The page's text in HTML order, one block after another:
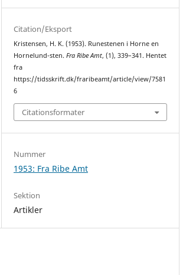
Citation/Eksport
Kristensen, H. K. (1953). Runestenen i Horne en
Hornelund-sten.Fra Ribe Amt, (1), 339–341. Hentet
fra
https://tidsskrift.dk/fraribeamt/article/view/7581
6
Citationsformater
Nummer
1953: Fra Ribe Amt
Sektion
Artikler